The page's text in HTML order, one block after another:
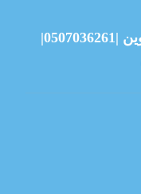
شركة تعقيم منازل في ام القيوين |0507036261|